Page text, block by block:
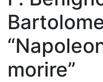
morire”